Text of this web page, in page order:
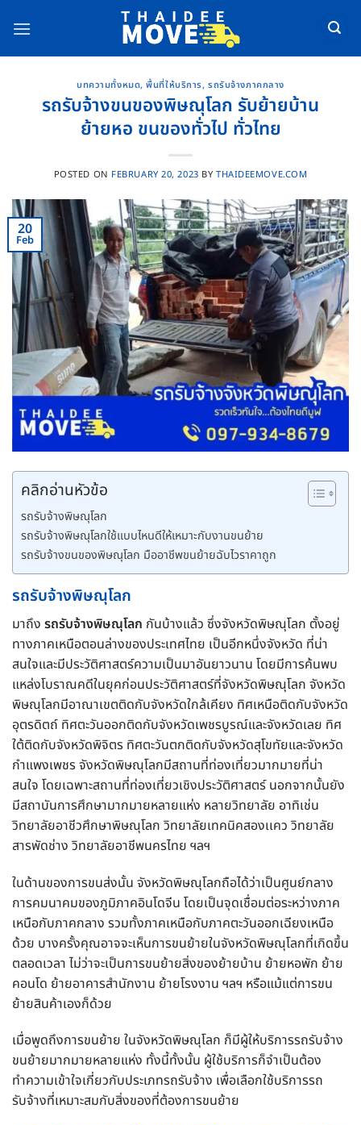
บทความทั้งหมด,พื้นที่ให้บริการ,รถรับจ้างภาคกลาง
รถรับจ้างขนของพิษณุโลก รับย้ายบ้าน
ย้ายหอ ขนของทั่วไป ทั่วไทย
POSTED ON FEBRUARY 20, 2023 BY THAIDEEMOVE.COM
20
Feb
คลิกอ่านหัวข้อ
รถรับจ้างพิษณุโลก
รถรับจ้างพิษณุโลกใช้แบบไหนดีให้เหมาะกับงานขนย้าย
รถรับจ้างขนของพิษณุโลก มืออาชีพขนย้ายฉับไวราคาถูก
รถรับจ้างพิษณุโลก
มาถึง รถรับจ้างพิษณุโลก กันบ้างแล้ว ซึ่งจังหวัดพิษณุโลก ตั้งอยู่
ทางภาคเหนือตอนล่างของประเทศไทย เป็นอีกหนึ่งจังหวัด ที่น่า
สนใจและมีประวัติศาสตร์ความเป็นมาอันยาวนาน โดยมีการค้นพบ
แหล่งโบราณคดีในยุคก่อนประวัติศาสตร์ที่จังหวัดพิษณุโลก จังหวัด
พิษณุโลกมีอาณาเขตติดกับจังหวัดใกล้เคียง ทิศเหนือติดกับจังหวัด
อุตรดิตถ์ ทิศตะวันออกติดกับจังหวัดเพชรบูรณ์และจังหวัดเลย ทิศ
ใต้ติดกับจังหวัดพิจิตร ทิศตะวันตกติดกับจังหวัดสุโขทัยและจังหวัด
กำแพงเพชร จังหวัดพิษณุโลกมีสถานที่ท่องเที่ยวมากมายที่น่า
สนใจ โดยเฉพาะสถานที่ท่องเที่ยวเชิงประวัติศาสตร์ นอกจากนั้นยัง
มีสถาบันการศึกษามากมายหลายแห่ง หลายวิทยาลัย อาทิเช่น
วิทยาลัยอาชีวศึกษาพิษณุโลก วิทยาลัยเทคนิคสองเเคว วิทยาลัย
สารพัดช่าง วิทยาลัยอาชีพนครไทย ฯลฯ
ในด้านของการขนส่งนั้น จังหวัดพิษณุโลกถือได้ว่าเป็นศูนย์กลาง
การคมนาคมของภูมิภาคอินโดจีน โดยเป็นจุดเชื่อมต่อระหว่างภาค
เหนือกับภาคกลาง รวมทั้งภาคเหนือกับภาคตะวันออกเฉียงเหนือ
ด้วย บางครั้งคุณอาจจะเห็นการขนย้ายในจังหวัดพิษณุโลกที่เกิดขึ้น
ตลอดเวลา ไม่ว่าจะเป็นการขนย้ายสิ่งของย้ายบ้าน ย้ายหอพัก ย้าย
คอนโด ย้ายอาคารสำนักงาน ย้ายโรงงาน ฯลฯ หรือแม้แต่การขน
ย้ายสินค้าเองก็ด้วย
เมื่อพูดถึงการขนย้าย ในจังหวัดพิษณุโลก ก็มีผู้ให้บริการรถรับจ้าง
ขนย้ายมากมายหลายแห่ง ทั้งนี้ทั้งนั้น ผู้ใช้บริการก็จำเป็นต้อง
ทำความเข้าใจเกี่ยวกับประเภทรถรับจ้าง เพื่อเลือกใช้บริการรถ
รับจ้างที่เหมาะสมกับสิ่งของที่ต้องการขนย้าย